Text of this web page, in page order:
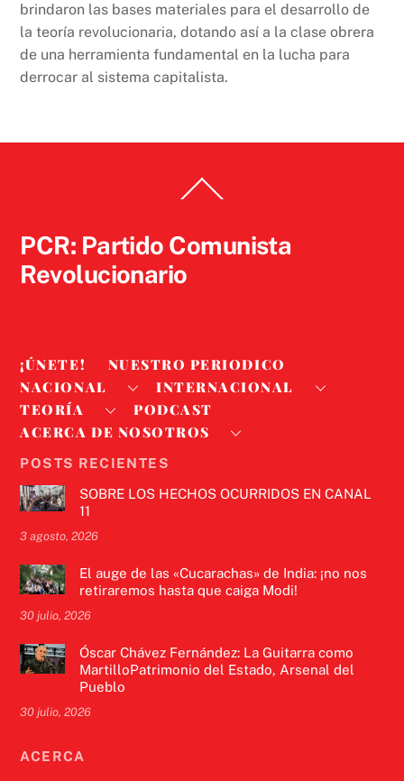
brindaron las bases materiales para el desarrollo de
la teoría revolucionaria, dotando así a la clase obrera
de una herramienta fundamental en la lucha para
derrocar al sistema capitalista.
To
PCR: Partido Comunista
Revolucionario
¡ÚNETE!
NUESTRO PERIODICO
NACIONAL
INTERNACIONAL
TEORÍA
PODCAST
ACERCA DE NOSOTROS
POSTS RECIENTES
SOBRE LOS HECHOS OCURRIDOS EN CANAL
11
3 agosto, 2026
El auge de las «Cucarachas» de India: ¡no nos
retiraremos hasta que caiga Modi!
30 julio, 2026
Óscar Chávez Fernández: La Guitarra como
MartilloPatrimonio del Estado, Arsenal del
Pueblo
30 julio, 2026
ACERCA